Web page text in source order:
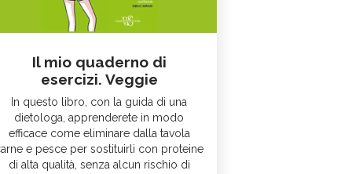
Il mio quaderno di
esercizi. Veggie
In questo libro, con la guida di una
dietologa, apprenderete in modo
efficace come eliminare dalla tavola
e pesce per sostituirli con proteine
di alta qualità, senza alcun rischio di